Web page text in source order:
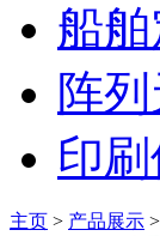
船
阵
印
主页 > 产品展示 >